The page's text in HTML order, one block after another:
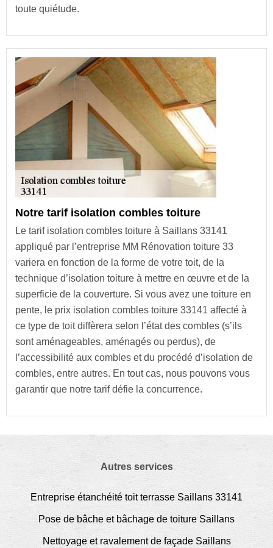
toute quiétude.
Notre tarif isolation combles toiture
Le tarif isolation combles toiture à Saillans 33141
appliqué par l’entreprise MM Rénovation toiture 33
variera en fonction de la forme de votre toit, de la
technique d’isolation toiture à mettre en œuvre et de la
superficie de la couverture. Si vous avez une toiture en
pente, le prix isolation combles toiture 33141 affecté à
ce type de toit diffèrera selon l’état des combles (s’ils
sont aménageables, aménagés ou perdus), de
l’accessibilité aux combles et du procédé d’isolation de
combles, entre autres. En tout cas, nous pouvons vous
garantir que notre tarif défie la concurrence.
Autres services
Entreprise étanchéité toit terrasse Saillans 33141
Pose de bâche et bâchage de toiture Saillans
Nettoyage et ravalement de façade Saillans